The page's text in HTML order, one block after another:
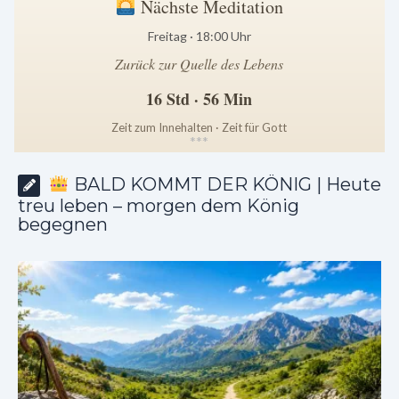
Nächste Meditation
Freitag · 18:00 Uhr
Zurück zur Quelle des Lebens
16 Std · 56 Min
Zeit zum Innehalten · Zeit für Gott
***
BALD KOMMT DER KÖNIG | Heute
treu leben – morgen dem König
begegnen